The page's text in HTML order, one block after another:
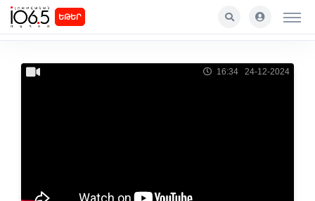
ԵԹԵՐ
16:34 24-12-2024